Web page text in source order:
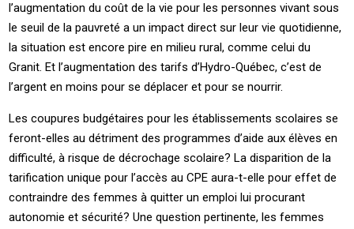
l’augmentation du coût de la vie pour les personnes vivant sous
le seuil de la pauvreté a un impact direct sur leur vie quotidienne,
la situation est encore pire en milieu rural, comme celui du
Granit. Et l’augmentation des tarifs d’Hydro-Québec, c’est de
l’argent en moins pour se déplacer et pour se nourrir.
Les coupures budgétaires pour les établissements scolaires se
feront-elles au détriment des programmes d’aide aux élèves en
difficulté, à risque de décrochage scolaire? La disparition de la
tarification unique pour l’accès au CPE aura-t-elle pour effet de
contraindre des femmes à quitter un emploi lui procurant
autonomie et sécurité? Une question pertinente, les femmes